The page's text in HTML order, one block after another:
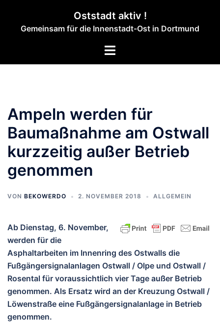
springen
Oststadt aktiv !
Gemeinsam für die Innenstadt-Ost in Dortmund
Menü
Ampeln werden für
Baumaßnahme am Ostwall
kurzzeitig außer Betrieb
genommen
VON BEKOWERDO 2. NOVEMBER 2018 ALLGEMEIN
Ab Dienstag, 6. November,
werden für die
Asphaltarbeiten im Innenring des Ostwalls die
Fußgängersignalanlagen Ostwall / Olpe und Ostwall /
Rosental für voraussichtlich vier Tage außer Betrieb
genommen. Als Ersatz wird an der Kreuzung Ostwall /
Löwenstraße eine Fußgängersignalanlage in Betrieb
genommen.